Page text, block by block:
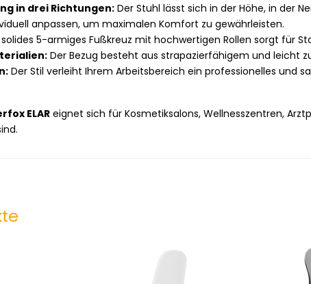
in drei Richtungen:Der Stuhl lässt sich in der Höhe, in der
anpassen, um maximalen Komfort zu gewährleisten.
solides 5-armiges Fußkreuz mit hochwertigen Rollen sorgt für
Der Bezug besteht aus strapazierfähigem und leicht
Der Stil verleiht Ihrem Arbeitsbereich ein professionelles und
ELAReignet sich für Kosmetiksalons, Wellnesszentren,